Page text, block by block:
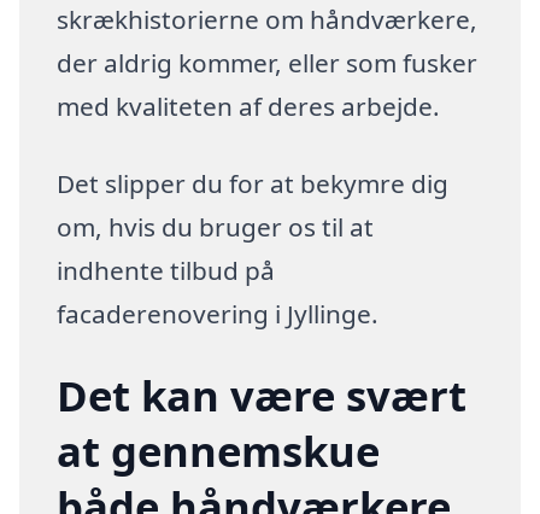
skrækhistorierne om håndværkere,
der aldrig kommer, eller som fusker
med kvaliteten af deres arbejde.
Det slipper du for at bekymre dig
om, hvis du bruger os til at
indhente tilbud på
facaderenovering i Jyllinge.
Det kan være svært
at gennemskue